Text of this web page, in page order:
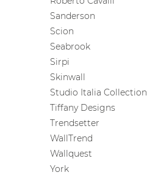
Sanderson
Scion
Seabrook
Sirpi
Skinwall
Studio Italia Collection
Tiffany Designs
Trendsetter
WallTrend
Wallquest
York